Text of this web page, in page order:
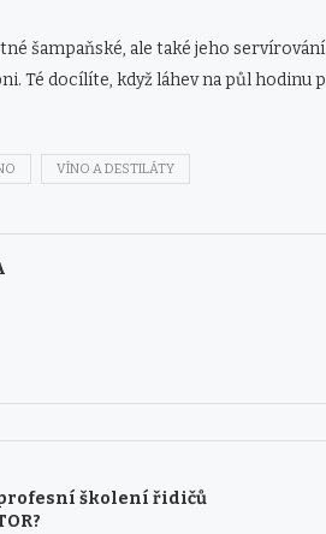
šampaňské, ale také jeho
Té docílíte, když láhev na půl
VÍNO A DESTILÁTY
profesní školení řidičů